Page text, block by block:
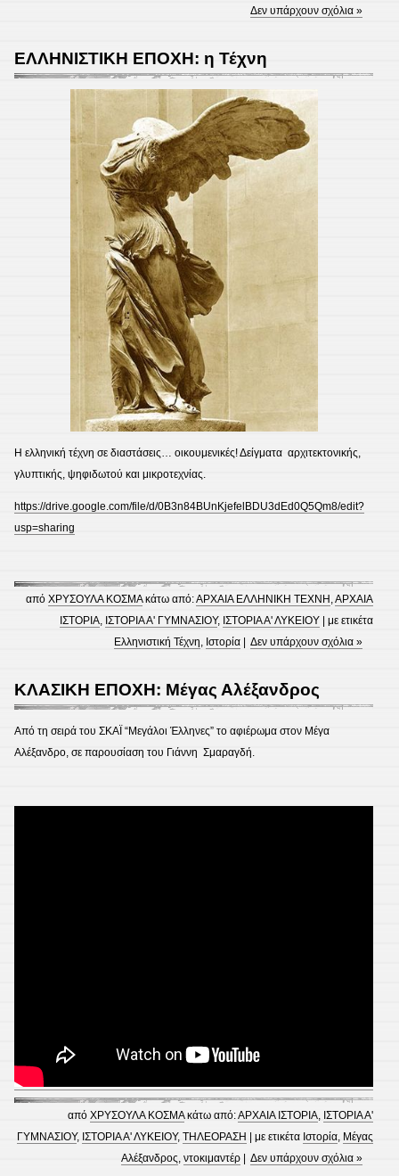
Δεν υπάρχουν σχόλια »
ΕΛΛΗΝΙΣΤΙΚΗ ΕΠΟΧΗ: η Τέχνη
Η ελληνική τέχνη σε διαστάσεις… οικουμενικές! Δείγματα αρχιτεκτονικής,
γλυπτικής, ψηφιδωτού και μικροτεχνίας.
https://drive.google.com/file/d/0B3n84BUnKjefelBDU3dEd0Q5Qm8/edit?
usp=sharing
απόΧΡΥΣΟΥΛΑ ΚΟΣΜΑκάτω από:ΑΡΧΑΙΑ ΕΛΛΗΝΙΚΗ ΤΕΧΝΗ ,ΑΡΧΑΙΑ
ΙΣΤΟΡΙΑ, ΙΣΤΟΡΙΑ Α' ΓΥΜΝΑΣΙΟΥ, ΙΣΤΟΡΙΑ Α' ΛΥΚΕΙΟΥ | με ετικέτα
Ελληνιστική Τέχνη, Ιστορία |Δεν υπάρχουν σχόλια »
ΚΛΑΣΙΚΗ ΕΠΟΧΗ: Μέγας Αλέξανδρος
Από τη σειρά του ΣΚΑΪ “Μεγάλοι Έλληνες” το αφιέρωμα στον Μέγα
Αλέξανδρο, σε παρουσίαση του Γιάννη Σμαραγδή.
απόΧΡΥΣΟΥΛΑ ΚΟΣΜΑκάτω από:ΑΡΧΑΙΑ ΙΣΤΟΡΙΑ, ΙΣΤΟΡΙΑ Α'
ΓΥΜΝΑΣΙΟΥ, ΙΣΤΟΡΙΑ Α' ΛΥΚΕΙΟΥ,ΤΗΛΕΟΡΑΣΗ | με ετικέτα Ιστορία, Μέγας
Αλέξανδρος,ντοκιμαντέρ |Δεν υπάρχουν σχόλια »